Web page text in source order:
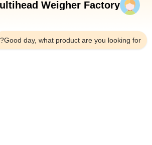
أرسلي الآن
Weigher Factory
Good day, what product are you looking for?